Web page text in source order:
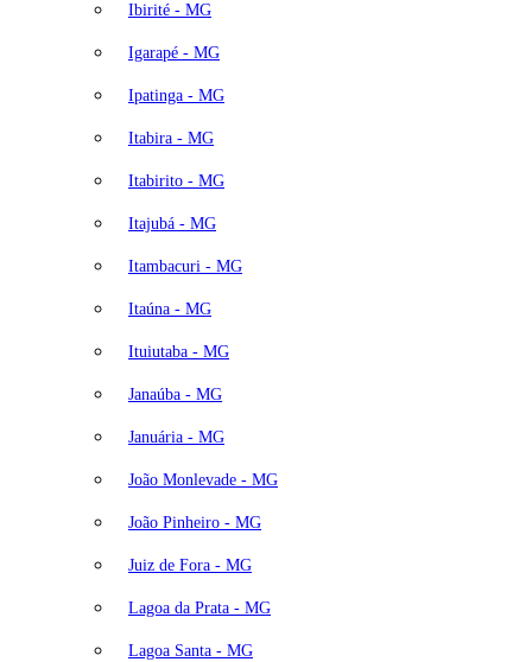
Ibirité - MG
Igarapé - MG
Ipatinga - MG
Itabira - MG
Itabirito - MG
Itajubá - MG
Itambacuri - MG
Itaúna - MG
Ituiutaba - MG
Janaúba - MG
Januária - MG
João Monlevade - MG
João Pinheiro - MG
Juiz de Fora - MG
Lagoa da Prata - MG
Lagoa Santa - MG